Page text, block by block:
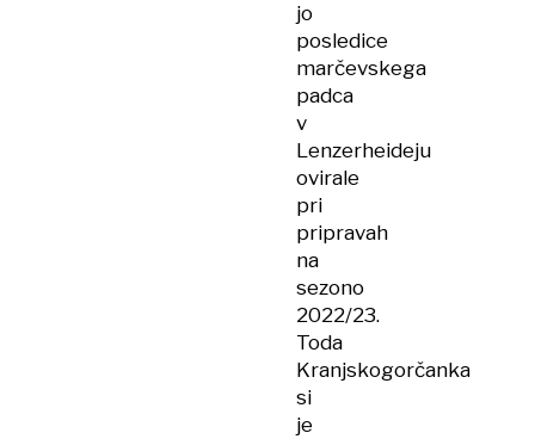
jo
posledice
marčevskega
padca
v
Lenzerheideju
ovirale
pri
pripravah
na
sezono
2022/23.
Toda
Kranjskogorčanka
si
je